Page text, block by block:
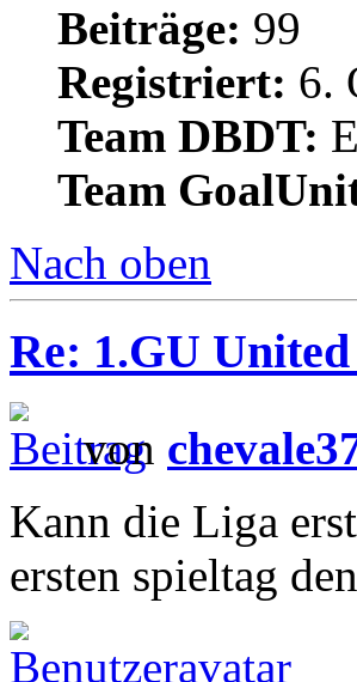
Beiträge: 99
Registriert: 6.
Team DBDT:
Team
Nach oben
Re: 1.GU
von
Kann die Liga
ersten spieltag